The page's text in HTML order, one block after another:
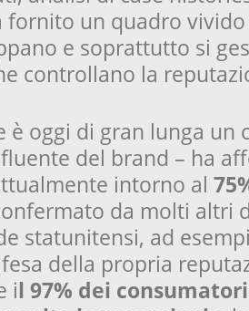
fornito un quadro
e soprattutto si
controllano la
è oggi di gran lunga un
del brand – ha
intorno al
da molti altri
statunitensi, ad
della propria
il 97% dei